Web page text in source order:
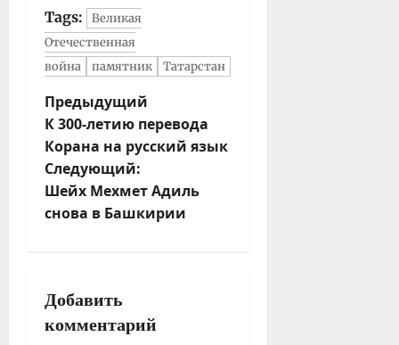
Tags:
Великая
Отечественная
война
памятник Татарстан
Н
а
в
и
г
а
з
а
Предыдущий
К 300-летию перевода
Корана на русский язык
Следующий:
Шейх Мехмет Адиль
снова в Башкирии
Добавить
комментарий